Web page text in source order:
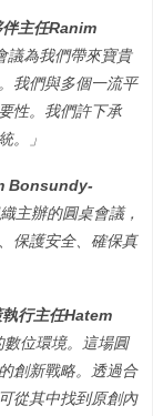
主任Ranim
議為我們帶來寶貴
我們與多個一流平
性。我們許下承
。」
Bonsundy-
主辦的圓桌會議，
保護安全、確保真
行主任Hatem
數位環境。這場圓
創新戰略。透過合
從其中找到原創內